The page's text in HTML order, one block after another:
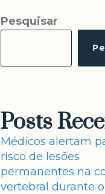
Pesquisar
Posts
Médicos alertam
risco de lesões
permanentes na
vertebral durante